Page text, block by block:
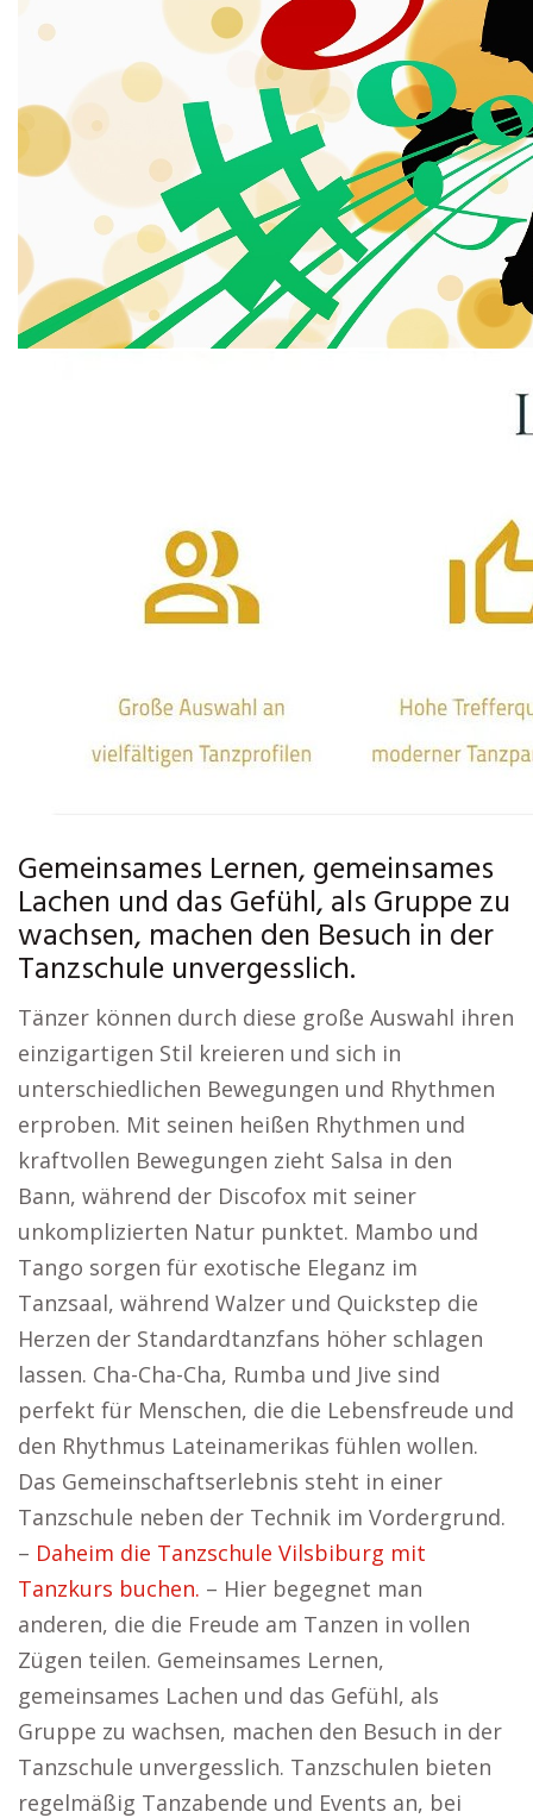
Gemeinsames Lernen, gemeinsames
Lachen und das Gefühl, als Gruppe zu
wachsen, machen den Besuch in der
Tanzschule unvergesslich.
Tänzer können durch diese große Auswahl ihren
einzigartigen Stil kreieren und sich in
unterschiedlichen Bewegungen und Rhythmen
erproben. Mit seinen heißen Rhythmen und
kraftvollen Bewegungen zieht Salsa in den
Bann, während der Discofox mit seiner
unkomplizierten Natur punktet. Mambo und
Tango sorgen für exotische Eleganz im
Tanzsaal, während Walzer und Quickstep die
Herzen der Standardtanzfans höher schlagen
lassen. Cha-Cha-Cha, Rumba und Jive sind
perfekt für Menschen, die die Lebensfreude und
den Rhythmus Lateinamerikas fühlen wollen.
Das Gemeinschaftserlebnis steht in einer
Tanzschule neben der Technik im Vordergrund.
– Daheim die Tanzschule Vilsbiburg mit
Tanzkurs buchen. – Hier begegnet man
anderen, die die Freude am Tanzen in vollen
Zügen teilen. Gemeinsames Lernen,
gemeinsames Lachen und das Gefühl, als
Gruppe zu wachsen, machen den Besuch in der
Tanzschule unvergesslich. Tanzschulen bieten
regelmäßig Tanzabende und Events an, bei